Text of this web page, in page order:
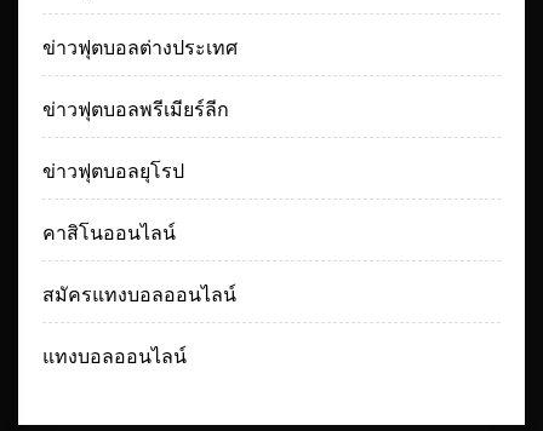
ข่าวฟุตบอลต่างประเทศ
ข่าวฟุตบอลพรีเมียร์ลีก
ข่าวฟุตบอลยุโรป
คาสิโนออนไลน์
สมัครแทงบอลออนไลน์
แทงบอลออนไลน์